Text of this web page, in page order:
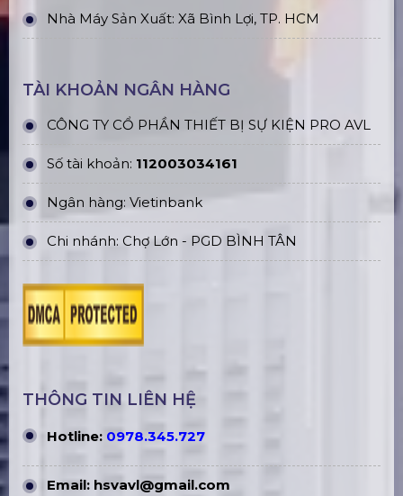
Nhà Máy Sản Xuất: Xã Bình Lợi, TP. HCM
TÀI KHOẢN NGÂN HÀNG
CÔNG TY CỔ PHẦN THIẾT BỊ SỰ KIỆN PRO AVL
Số tài khoản: 112003034161
Ngân hàng: Vietinbank
Chi nhánh: Chợ Lớn - PGD BÌNH TÂN
THÔNG TIN LIÊN HỆ
Hotline: 0978.345.727
Email: hsvavl@gmail.com